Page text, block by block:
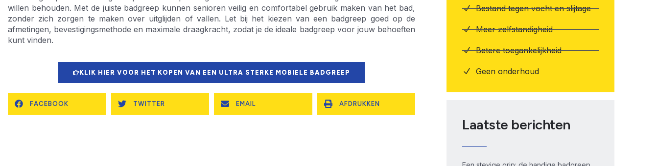
willen behouden. Met de juiste badgreep kunnen senioren veilig en comfortabel gebruik maken van het bad,
zonder zich zorgen te maken over uitglijden of vallen. Let bij het kiezen van een badgreep goed op de
afmetingen, bevestigingsmethode en maximale draagkracht, zodat je de ideale badgreep voor jouw behoeften
kunt vinden.
KLIK HIER VOOR HET KOPEN VAN EEN ULTRA STERKE MOBIELE BADGREEP
FACEBOOK TWITTER EMAIL AFDRUKKEN
Bestand tegen vocht en slijtage
Meer zelfstandigheid
Betere toegankelijkheid
Geen onderhoud
Laatste berichten